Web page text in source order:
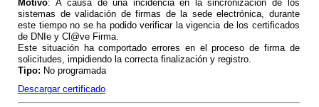
Motivo: Acausa de una incidencia en la sincronización de los
sistemas de validación de firmas de la sede electrónica, durante
este tiempo no se ha podido verificar la vigencia de los certificados
de DNIe y Cl@ve Firma.
Este situación ha comportado errores en el proceso de firma de
solicitudes, impidiendo la correcta finalización y registro.
Tipo: No programada
Descargar certificado